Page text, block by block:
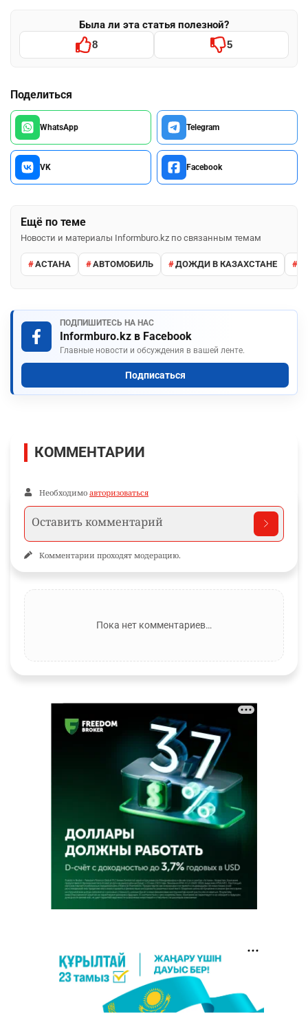
Была ли эта статья полезной?
8 5
Поделиться
WhatsApp Telegram
VK Facebook
Ещё по теме
Новости и материалы Informburo.kz по связанным темам
АСТАНА АВТОМОБИЛЬ ДОЖДИ В КАЗАХСТАНЕ
ПОДПИШИТЕСЬ НА НАС
Informburo.kz в Facebook
Главные новости и обсуждения в вашей ленте.
Подписаться
КОММЕНТАРИИ
Необходимо авторизоваться
Комментарии проходят модерацию.
Пока нет комментариев…